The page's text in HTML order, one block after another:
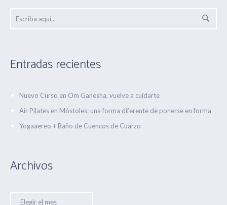
Entradas recientes
Nuevo Curso en Om Ganesha, vuelve a cuidarte
Air Pilates en Móstoles: una forma diferente de ponerse en forma
Yogaaereo + Baño de Cuencos de Cuarzo
Archivos